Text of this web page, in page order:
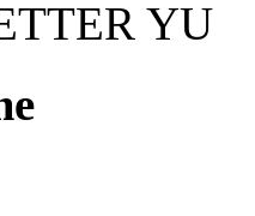
YU